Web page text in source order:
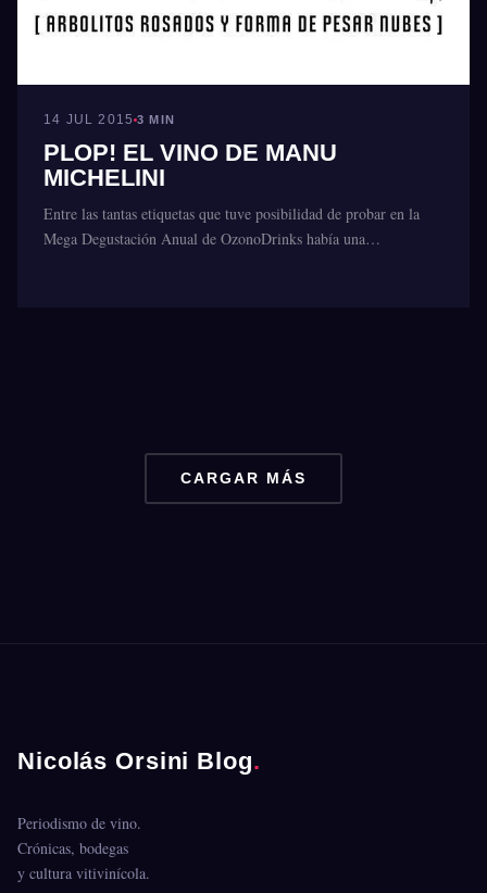
14 JUL 2015 3 MIN
PLOP! EL VINO DE MANU
MICHELINI
Entre las tantas etiquetas que tuve posibilidad de probar en la
Mega Degustación Anual de OzonoDrinks había una…
CARGAR MÁS
Nicolás Orsini Blog.
Periodismo de vino.
Crónicas, bodegas
y cultura vitivinícola.